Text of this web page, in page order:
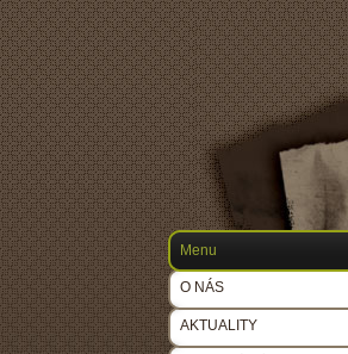
Menu
O NÁS
AKTUALITY